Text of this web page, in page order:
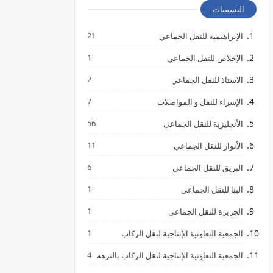
التسميات
الإبراهيمية للنقل الجماعي 21
الإخلاص للنقل الجماعي 1
الاستاذ للنقل الجماعي 2
الإسراء للنقل و المواصلات 7
الأنجليزية للنقل الجماعى 56
الأنوار للنقل الجماعى 11
البريق للنقل الجماعي 6
البنا للنقل الجماعي 1
الجزيرة للنقل الجماعى 1
الجمعية التعاونية الإنتاجية لنقل الركاب 1
الجمعية التعاونية الإنتاجية لنقل الركاب بالنزهه 4